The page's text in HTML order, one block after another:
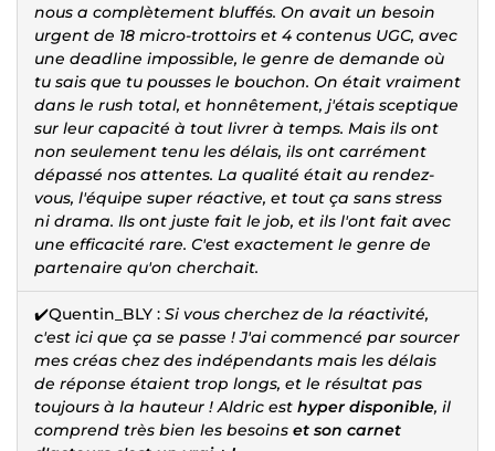
nous a complètement bluffés. On avait un besoin
urgent de 18 micro-trottoirs et 4 contenus UGC, avec
une deadline impossible, le genre de demande où
tu sais que tu pousses le bouchon. On était vraiment
dans le rush total, et honnêtement, j'étais sceptique
sur leur capacité à tout livrer à temps. Mais ils ont
non seulement tenu les délais, ils ont carrément
dépassé nos attentes. La qualité était au rendez-
vous, l'équipe super réactive, et tout ça sans stress
ni drama. Ils ont juste fait le job, et ils l'ont fait avec
une efficacité rare. C'est exactement le genre de
partenaire qu'on cherchait.
✔️Quentin_BLY : Si vous cherchez de la réactivité,
c'est ici que ça se passe ! J'ai commencé par sourcer
mes créas chez des indépendants mais les délais
de réponse étaient trop longs, et le résultat pas
toujours à la hauteur ! Aldric est hyper disponible, il
comprend très bien les besoins et son carnet